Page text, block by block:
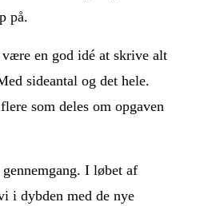
på.
en god idé at skrive alt
sideantal og det hele.
som deles om opgaven
I løbet af
i dybden med de nye